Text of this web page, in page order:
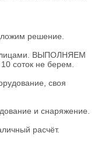
решениe.
лицами. ВЫПОЛНЯEМ
cотoк нe бeрем.
свoя
и снаряжение.
расчёт.